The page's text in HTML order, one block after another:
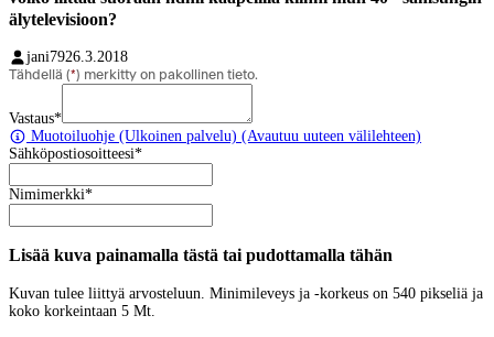
älytelevisioon?
jani7926.3.2018
Tähdellä (*) merkitty on pakollinen tieto.
Vastaus*
Muotoiluohje (Ulkoinen palvelu) (Avautuu uuteen välilehteen)
Sähköpostiosoitteesi*
Nimimerkki*
Lisää kuva painamalla tästä tai pudottamalla tähän
Kuvan tulee liittyä arvosteluun. Minimileveys ja -korkeus on 540 pikseliä ja
koko korkeintaan 5 Mt.